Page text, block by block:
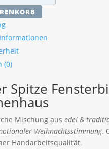
(0)
Spitze
Mischung aus edel &
Weihnachtsstimmung.
Handarbeitsqualität.